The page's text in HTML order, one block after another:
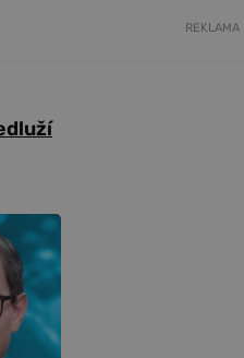
REKLAMA